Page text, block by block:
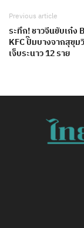
Previous article
ระทึก! ชาวจีนขับเก๋ง
KFC ปั๊มบางจากสุขุม
เจ็บระนาว 12 ราย